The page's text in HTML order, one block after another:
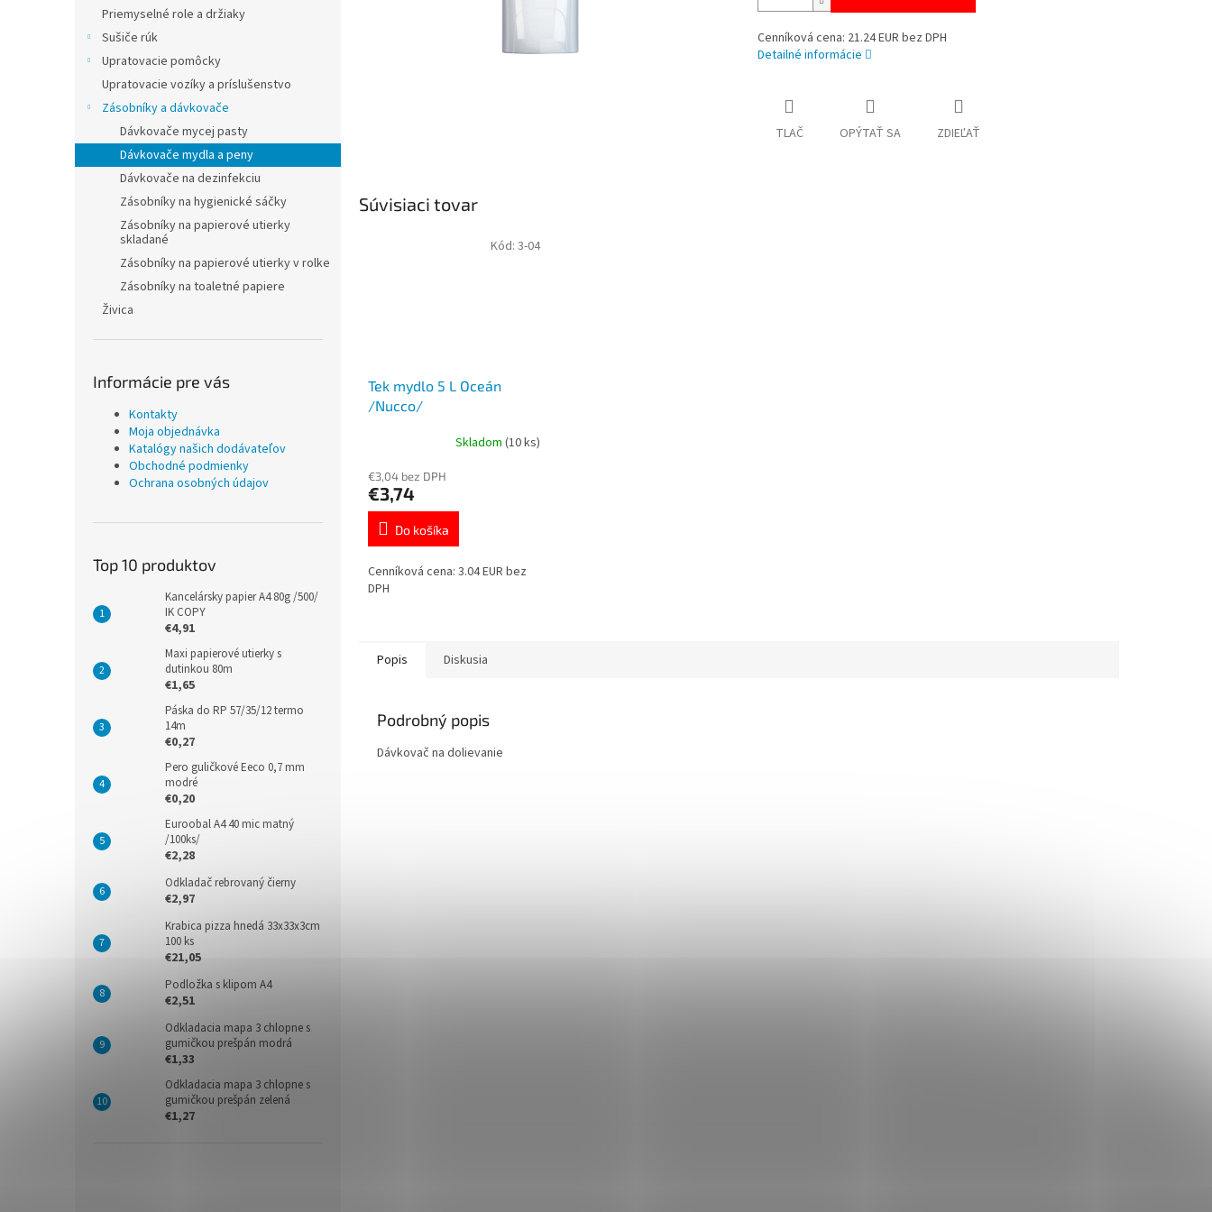
Priemyselné role a držiaky
Sušiče rúk
Upratovacie pomôcky
Upratovacie vozíky a príslušenstvo
Zásobníky a dávkovače
Dávkovače mycej pasty
Dávkovače mydla a peny
Dávkovače na dezinfekciu
Zásobníky na hygienické sáčky
Zásobníky na papierové utierky
skladané
Zásobníky na papierové utierky v rolke
Zásobníky na toaletné papiere
Živica
Informácie pre vás
Kontakty
Moja objednávka
Katalógy našich dodávateľov
Obchodné podmienky
Ochrana osobných údajov
Top 10 produktov
Kancelársky papier A4 80g /500/
IK COPY
€4,91
Maxi papierové utierky s
dutinkou 80m
€1,65
Páska do RP 57/35/12 termo
14m
€0,27
Pero guličkové Eeco 0,7 mm
modré
€0,20
Euroobal A4 40 mic matný
/100ks/
€2,28
Odkladač rebrovaný čierny
€2,97
Krabica pizza hnedá 33x33x3cm
100 ks
€21,05
Podložka s klipom A4
€2,51
Odkladacia mapa 3 chlopne s
gumičkou prešpán modrá
€1,33
Odkladacia mapa 3 chlopne s
gumičkou prešpán zelená
€1,27
Cenníková cena: 21.24 EUR bez DPH
Detailné informácie
TLAČ OPÝTAŤ SA ZDIEĽAŤ
Súvisiaci tovar
Tek mydlo 5 L Oceán
/Nucco/
Skladom (10 ks)
€3,04 bez DPH
€3,74
Do košíka
Cenníková cena: 3.04 EUR bez
DPH
Kód: 3-04
Popis Diskusia
Podrobný popis
Dávkovač na dolievanie